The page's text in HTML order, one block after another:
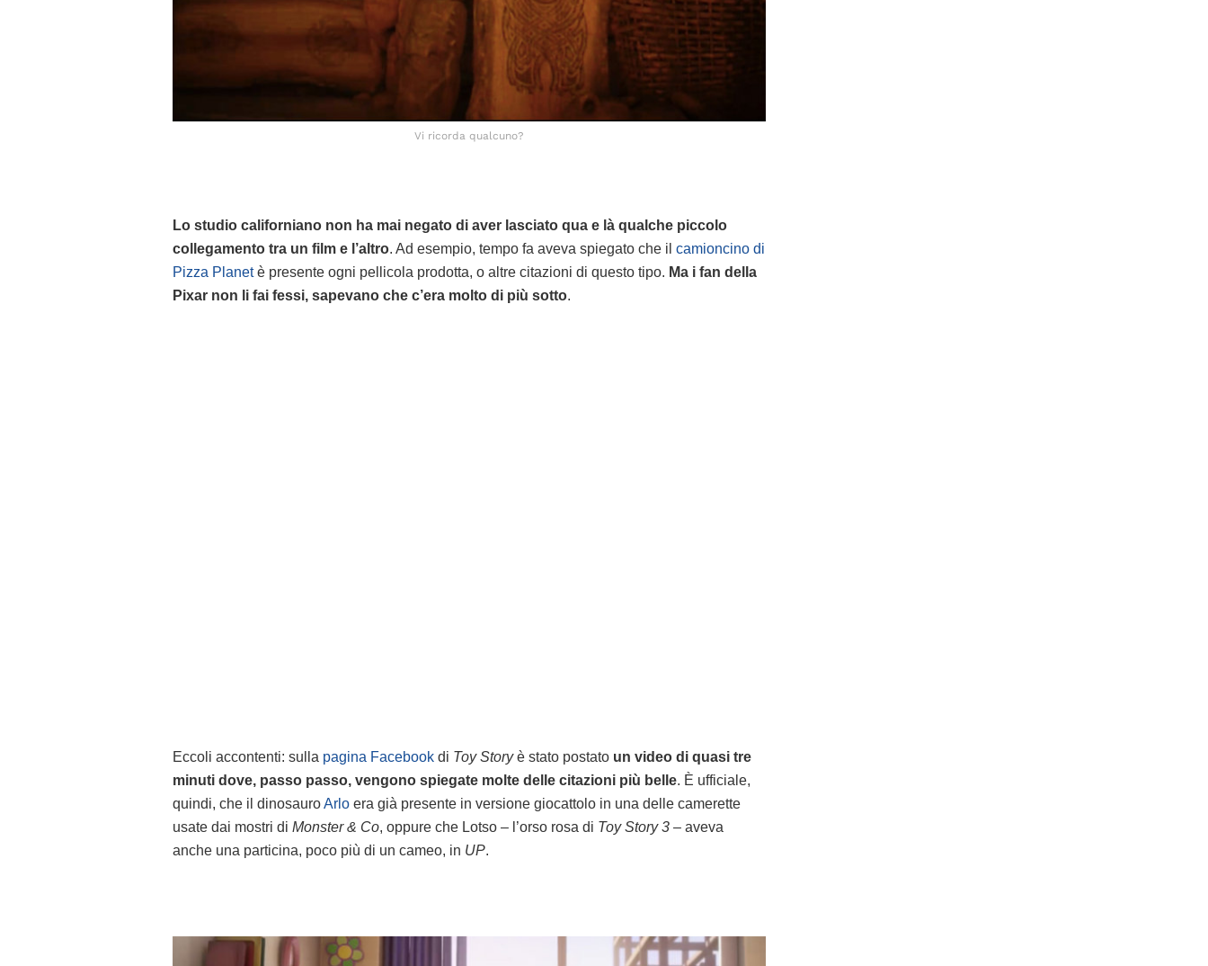
Vi ricorda qualcuno?
Lo studio californiano non ha mai negato di aver lasciato qua e là qualche piccolo
collegamento tra un film e l’altro. Ad esempio, tempo fa aveva spiegato che il camioncino di
Pizza Planetè presente ogni pellicola prodotta, o altre citazioni di questo tipo. Ma i fan della
Pixar non li fai fessi, sapevano che c’era molto di più sotto.
Eccoli accontenti: sulla pagina Facebook di Toy Storyè stato postato un video di quasi tre
minuti dove, passo passo, vengono spiegate molte delle citazioni più belle. È ufficiale,
quindi, che il dinosauroArlo era già presente in versione giocattolo in una delle camerette
usate dai mostri di Monster & Co, oppure che Lotso – l’orso rosa di Toy Story 3 – aveva
anche una particina, poco più di un cameo, in UP.